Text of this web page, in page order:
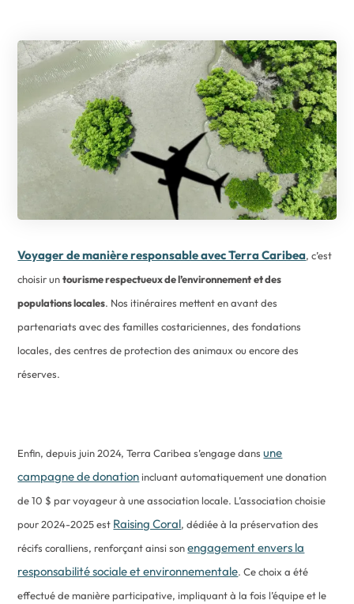
Voyager de manière responsable avec Terra Caribea, c’est
choisir untourisme respectueux de l’environnement et des
populations locales. Nos itinéraires mettent en avant des
partenariats avec des familles costariciennes, des fondations
locales, des centres de protection des animaux ou encore des
réserves.
Enfin, depuis juin 2024, Terra Caribea s’engage dansune
campagne de donationincluant automatiquement une donation
de 10 $ par voyageur à une association locale. L’association choisie
pour 2024-2025 est Raising Coral, dédiée à la préservation des
récifs coralliens, renforçant ainsi sonengagement envers la
responsabilité sociale et environnementale. Ce choix a été
effectué de manière participative, impliquant à la fois l’équipe et le